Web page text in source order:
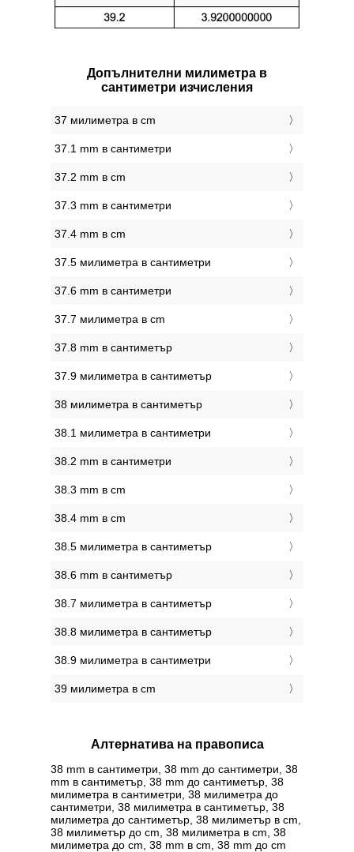
Допълнителни милиметра в
сантиметри изчисления
37 милиметра в cm
37.1 mm в сантиметри
37.2 mm в cm
37.3 mm в сантиметри
37.4 mm в cm
37.5 милиметра в сантиметри
37.6 mm в сантиметри
37.7 милиметра в cm
37.8 mm в сантиметър
37.9 милиметра в сантиметър
38 милиметра в сантиметър
38.1 милиметра в сантиметри
38.2 mm в сантиметри
38.3 mm в cm
38.4 mm в cm
38.5 милиметра в сантиметър
38.6 mm в сантиметър
38.7 милиметра в сантиметър
38.8 милиметра в сантиметър
38.9 милиметра в сантиметри
39 милиметра в cm
Алтернатива на правописа
38 mm в сантиметри, 38 mm до сантиметри, 38
mm в сантиметър, 38 mm до сантиметър, 38
милиметра в сантиметри, 38 милиметра до
сантиметри, 38 милиметра в сантиметър, 38
милиметра до сантиметър, 38 милиметър в cm,
38 милиметър до cm, 38 милиметра в cm, 38
милиметра до cm, 38 mm в cm, 38 mm до cm